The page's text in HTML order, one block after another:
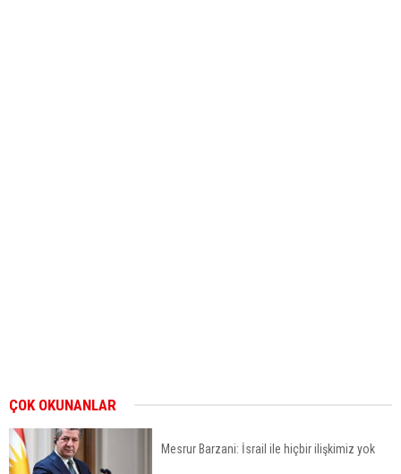
ÇOK OKUNANLAR
Mesrur Barzani: İsrail ile hiçbir ilişkimiz yok